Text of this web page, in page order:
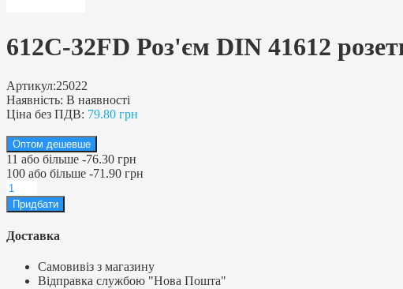
612C-32FD Роз'єм DIN 41612
Артикул:25022
Наявність: В наявності
Ціна без ПДВ: 79.80 грн
Оптом дешевше
11 або більше -76.30 грн
100 або більше -71.90 грн
Доставка
Самовивіз з магазину
Відправка службою "Нова Пошта"